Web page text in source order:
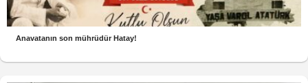
Anavatanın son mührüdür Hatay!